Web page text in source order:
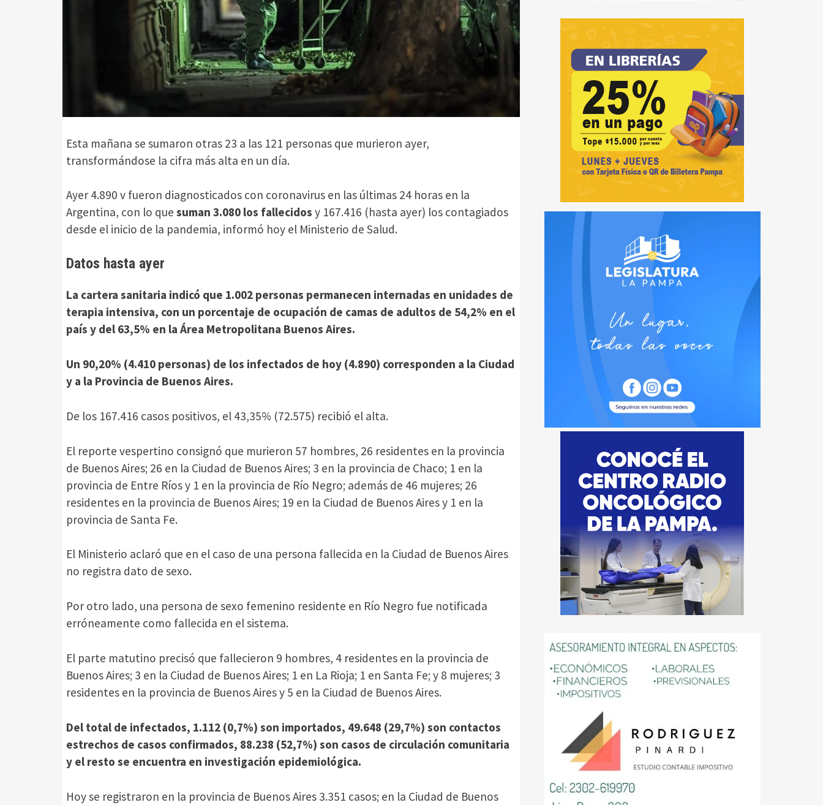
Esta mañana se sumaron otras 23 a las 121 personas que murieron ayer,
transformándose la cifra más alta en un día.
Ayer 4.890 v fueron diagnosticados con coronavirus en las últimas 24 horas en la
Argentina, con lo que suman 3.080 los fallecidos y 167.416 (hasta ayer) los contagiados
desde el inicio de la pandemia, informó hoy el Ministerio de Salud.
Datos hasta ayer
La cartera sanitaria indicó que 1.002 personas permanecen internadas en unidades de
terapia intensiva, con un porcentaje de ocupación de camas de adultos de 54,2% en el
país y del 63,5% en la Área Metropolitana Buenos Aires.
Un 90,20% (4.410 personas) de los infectados de hoy (4.890) corresponden a la Ciudad
y a la Provincia de Buenos Aires.
De los 167.416 casos positivos, el 43,35% (72.575) recibió el alta.
El reporte vespertino consignó que murieron 57 hombres, 26 residentes en la provincia
de Buenos Aires; 26 en la Ciudad de Buenos Aires; 3 en la provincia de Chaco; 1 en la
provincia de Entre Ríos y 1 en la provincia de Río Negro; además de 46 mujeres; 26
residentes en la provincia de Buenos Aires; 19 en la Ciudad de Buenos Aires y 1 en la
provincia de Santa Fe.
El Ministerio aclaró que en el caso de una persona fallecida en la Ciudad de Buenos Aires
no registra dato de sexo.
Por otro lado, una persona de sexo femenino residente en Río Negro fue notificada
erróneamente como fallecida en el sistema.
El parte matutino precisó que fallecieron 9 hombres, 4 residentes en la provincia de
Buenos Aires; 3 en la Ciudad de Buenos Aires; 1 en La Rioja; 1 en Santa Fe; y 8 mujeres; 3
residentes en la provincia de Buenos Aires y 5 en la Ciudad de Buenos Aires.
Del total de infectados, 1.112 (0,7%) son importados, 49.648 (29,7%) son contactos
estrechos de casos confirmados, 88.238 (52,7%) son casos de circulación comunitaria
y el resto se encuentra en investigación epidemiológica.
Hoy se registraron en la provincia de Buenos Aires 3.351 casos; en la Ciudad de Buenos